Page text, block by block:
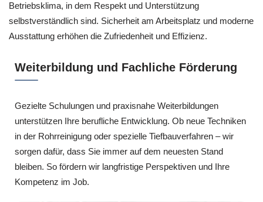
Betriebsklima, in dem Respekt und Unterstützung
selbstverständlich sind. Sicherheit am Arbeitsplatz und moderne
Ausstattung erhöhen die Zufriedenheit und Effizienz.
Weiterbildung und Fachliche Förderung
Gezielte Schulungen und praxisnahe Weiterbildungen
unterstützen Ihre berufliche Entwicklung. Ob neue Techniken
in der Rohrreinigung oder spezielle Tiefbauverfahren – wir
sorgen dafür, dass Sie immer auf dem neuesten Stand
bleiben. So fördern wir langfristige Perspektiven und Ihre
Kompetenz im Job.